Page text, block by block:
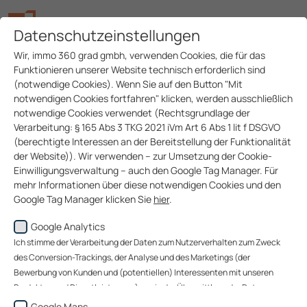
Datenschutzeinstellungen
Wir, immo 360 grad gmbh, verwenden Cookies, die für das
Funktionieren unserer Website technisch erforderlich sind
(notwendige Cookies). Wenn Sie auf den Button "Mit
notwendigen Cookies fortfahren" klicken, werden ausschließlich
notwendige Cookies verwendet (Rechtsgrundlage der
Verarbeitung: § 165 Abs 3 TKG 2021 iVm Art 6 Abs 1 lit f DSGVO
(berechtigte Interessen an der Bereitstellung der Funktionalität
der Website)). Wir verwenden – zur Umsetzung der Cookie-
Einwilligungsverwaltung – auch den Google Tag Manager. Für
mehr Informationen über diese notwendigen Cookies und den
Google Tag Manager klicken Sie hier.
Wenn Sie auf den Button "Alle akzeptieren" klicken, werden
Daten zu Ihrem Nutzerverhalten zum Zweck des Conversion-
Trackings (über welche Website gelangen unsere Website-
Besucher zu uns?), der Analyse unserer Website-Besucher und
des Website-Nutzungsverhaltens sowie des Marketings
(Bewerbung von Kunden und (potentiellen) Interessenten mit
Google Analytics
Ich stimme der Verarbeitung der Daten zum Nutzerverhalten zum Zweck
des Conversion-Trackings, der Analyse und des Marketings (der
Bewerbung von Kunden und (potentiellen) Interessenten mit unseren
Produkten und Dienstleistungen) sowie der Übermittlung der Daten an
Google Ireland Limited, an Google LLC (USA) sowie an immo 360 grad